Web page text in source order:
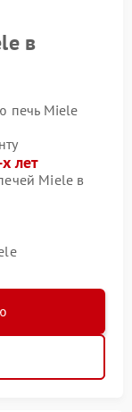
в
печь Miele
лет
Miele в